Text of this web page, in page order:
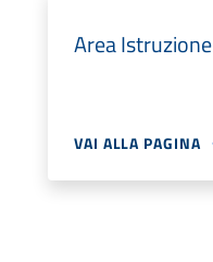
Area Istruzione
VAI ALLA PAGINA